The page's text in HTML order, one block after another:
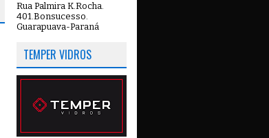
Rua Palmira K.Rocha.
401.Bonsucesso.
Guarapuava-Paraná
TEMPER VIDROS